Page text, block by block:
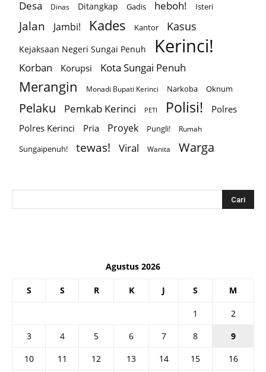
Desa Dinas Ditangkap Gadis heboh! Isteri
Jalan Jambi! Kades Kantor Kasus
Kejaksaan Negeri Sungai Penuh Kerinci!
Korban Korupsi Kota Sungai Penuh
Merangin Monadi Bupati Kerinci Narkoba Oknum
Pelaku Pemkab Kerinci PETI Polisi!
Polres
Polres Kerinci
Pria Proyek Pungli! Rumah
Sungaipenuh! tewas! Viral Wanita Warga
Agustus 2026
S S R K J S M
1
2
3
4 5 6 7 8
9
10
11 12 13 14 15
16